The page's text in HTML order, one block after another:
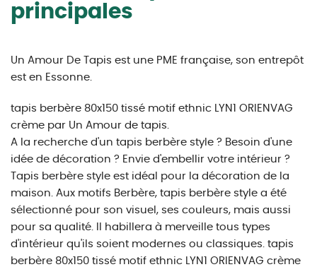
principales
Un Amour De Tapis est une PME française, son entrepôt
est en Essonne.
tapis berbère 80x150 tissé motif ethnic LYN1 ORIENVAG
crème par Un Amour de tapis.
A la recherche d'un tapis berbère style ? Besoin d'une
idée de décoration ? Envie d'embellir votre intérieur ?
Tapis berbère style est idéal pour la décoration de la
maison. Aux motifs Berbère, tapis berbère style a été
sélectionné pour son visuel, ses couleurs, mais aussi
pour sa qualité. Il habillera à merveille tous types
d'intérieur qu'ils soient modernes ou classiques. tapis
berbère 80x150 tissé motif ethnic LYN1 ORIENVAG crème